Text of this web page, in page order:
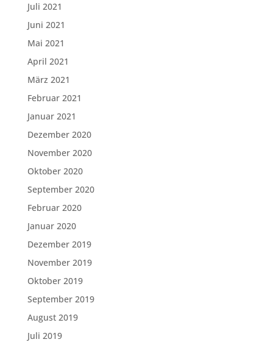
Juli 2021
Juni 2021
Mai 2021
April 2021
März 2021
Februar 2021
Januar 2021
Dezember 2020
November 2020
Oktober 2020
September 2020
Februar 2020
Januar 2020
Dezember 2019
November 2019
Oktober 2019
September 2019
August 2019
Juli 2019